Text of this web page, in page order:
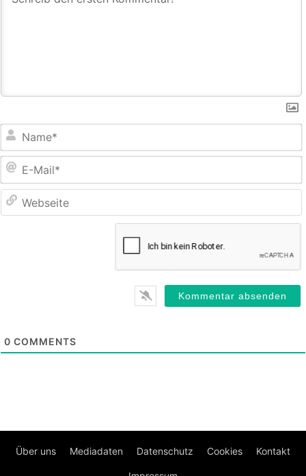
0 COMMENTS
Über uns Mediadaten Datenschutz Cookies Kontakt